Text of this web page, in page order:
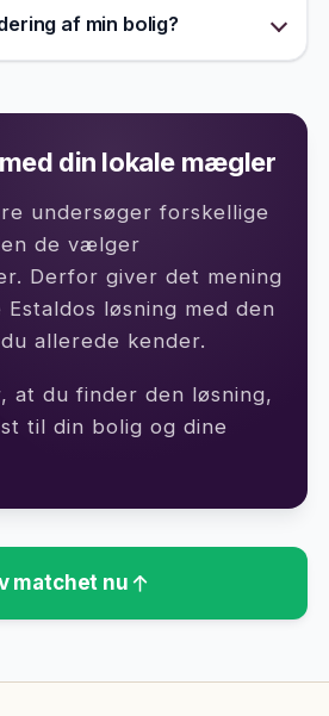
af min bolig?
din lokale mægler
undersøger forskellige
de vælger
Derfor giver det mening
Estaldos løsning med den
allerede kender.
at du finder den løsning,
til din bolig og dine
matchet nu